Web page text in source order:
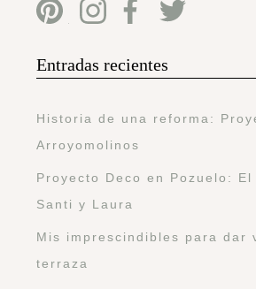
Entradas recientes
Historia de una reforma:
Arroyomolinos
Proyecto Deco en Pozuelo: El
Santi y Laura
Mis imprescindibles para dar
terraza